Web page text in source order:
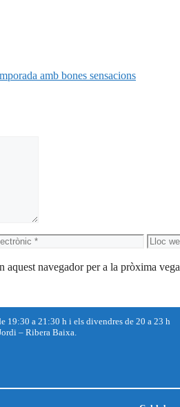
amb bones sensacions
Lloc
web
navegador per a la pròxima
19:30 a 21:30 h i els divendres de 20 a 23 h
– Ribera Baixa.